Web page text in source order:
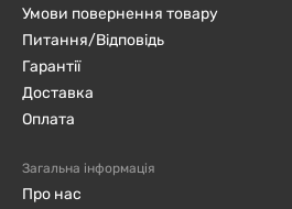
Умови повернення товару
Питання/Відповідь
Гарантії
Доставка
Оплата
Загальна інформація
Про нас